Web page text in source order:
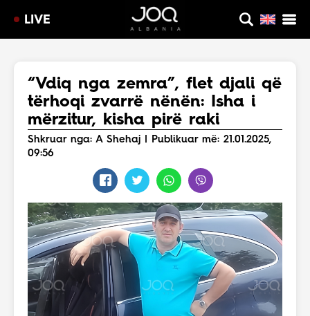
LIVE
“Vdiq nga zemra”, flet djali që
tërhoqi zvarrë nënën: Isha i
mërzitur, kisha pirë raki
Shkruar nga: A Shehaj | Publikuar më: 21.01.2025,
09:56